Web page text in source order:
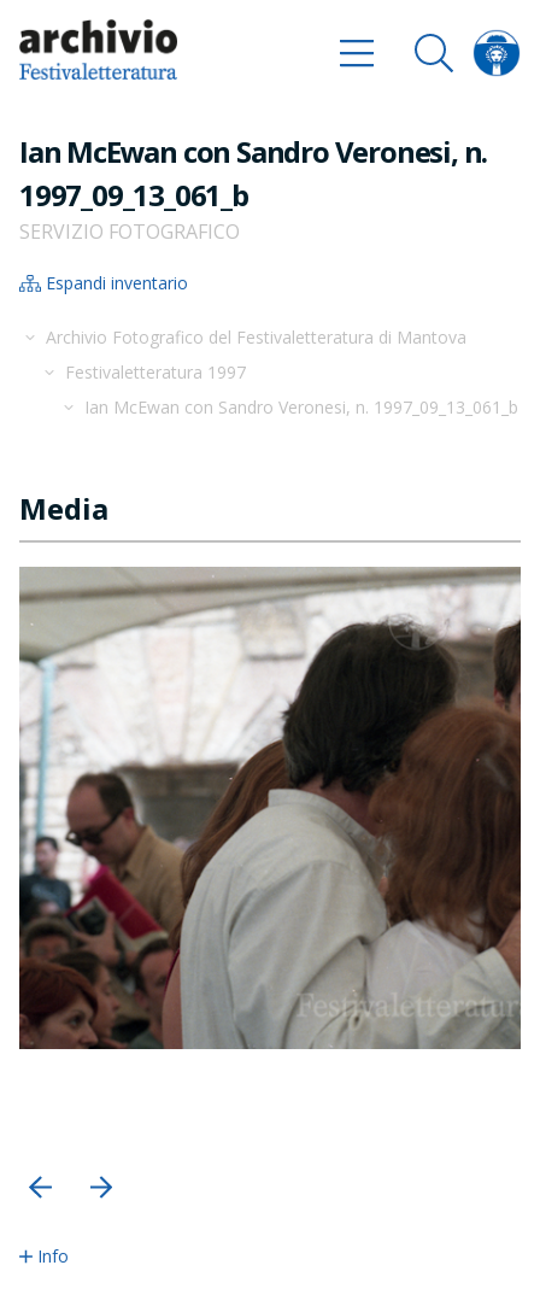
Ian McEwan con Sandro Veronesi, n.
1997_09_13_061_b
SERVIZIO FOTOGRAFICO
Espandi inventario
Archivio Fotografico del Festivaletteratura di Mantova
Festivaletteratura 1997
Ian McEwan con Sandro Veronesi, n. 1997_09_13_061_b
Media
Info